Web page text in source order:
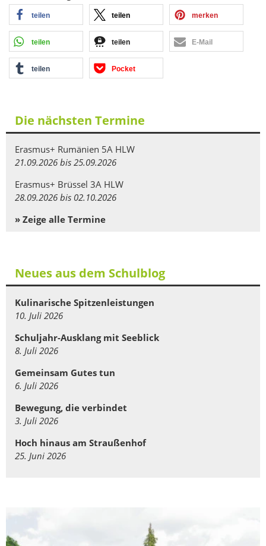
teilen teilen merken
teilen teilen E-Mail
teilen Pocket
Die nächsten Termine
Erasmus+ Rumänien 5A HLW
21.09.2026 bis 25.09.2026
Erasmus+ Brüssel 3A HLW
28.09.2026 bis 02.10.2026
» Zeige alle Termine
Neues aus dem Schulblog
Kulinarische Spitzenleistungen
10. Juli 2026
Schuljahr-Ausklang mit Seeblick
8. Juli 2026
Gemeinsam Gutes tun
6. Juli 2026
Bewegung, die verbindet
3. Juli 2026
Hoch hinaus am Straußenhof
25. Juni 2026